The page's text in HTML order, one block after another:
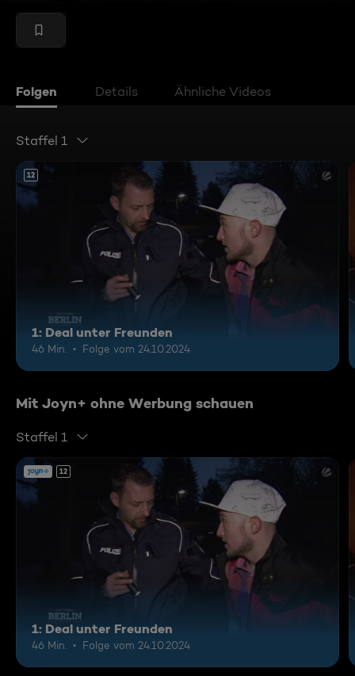
Folgen Details Ähnliche Videos
Staffel 1
12
1: Deal unter Freunden
46 Min. Folge vom 24.10.2024
Mit Joyn+ ohne Werbung schauen
Staffel 1
12
1: Deal unter Freunden
46 Min. Folge vom 24.10.2024